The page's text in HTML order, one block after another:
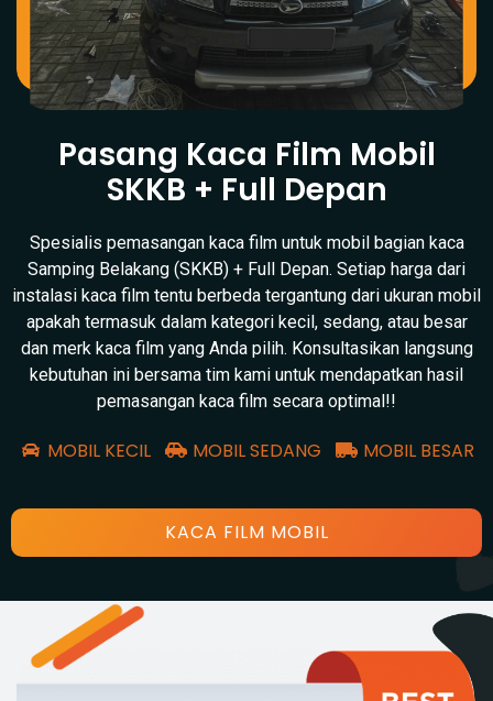
Pasang Kaca Film Mobil
SKKB + Full Depan
Spesialis pemasangan kaca film untuk mobil bagian kaca
Samping Belakang (SKKB) + Full Depan. Setiap harga dari
instalasi kaca film tentu berbeda tergantung dari ukuran mobil
apakah termasuk dalam kategori kecil, sedang, atau besar
dan merk kaca film yang Anda pilih. Konsultasikan langsung
kebutuhan ini bersama tim kami untuk mendapatkan hasil
pemasangan kaca film secara optimal!!
MOBIL KECIL MOBIL SEDANG MOBIL BESAR
KACA FILM MOBIL